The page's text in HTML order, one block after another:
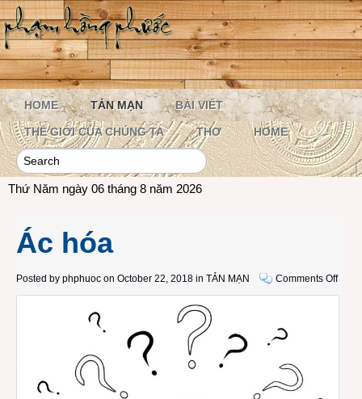
HOME TẢN MẠN BÀI VIẾT
THẾ GIỚI CỦA CHÚNG TA THƠ HOME
Thứ Năm ngày 06 tháng 8 năm 2026
Ác hóa
Posted by phphuoc on October 22, 2018 in TẢN MẠN Comments Offon
Ác